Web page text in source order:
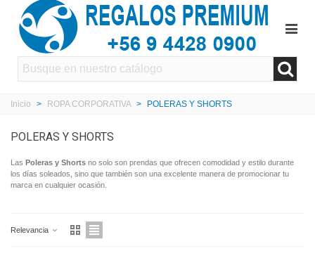
Inicio > ROPA CORPORATIVA > POLERAS Y SHORTS
POLERAS Y SHORTS
Las Poleras y Shorts no solo son prendas que ofrecen comodidad y estilo durante
los días soleados, sino que también son una excelente manera de promocionar tu
marca en cualquier ocasión.
Relevancia